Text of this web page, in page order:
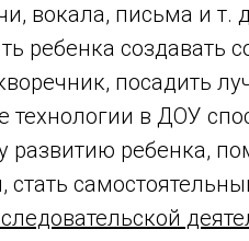
вокала, письма и т.
ребенка создавать
посадить
в ДОУ
ребенка,
стать